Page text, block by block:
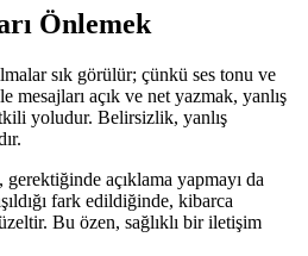
Önlemek
sık görülür; çünkü ses tonu ve
mesajları açık ve net yazmak, yanlış
yoludur. Belirsizlik, yanlış
gerektiğinde açıklama yapmayı da
fark edildiğinde, kibarca
Bu özen, sağlıklı bir iletişim